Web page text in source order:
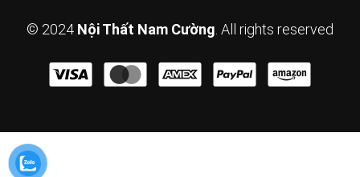
© 2024 Nội Thất Nam Cường . All rights reserved